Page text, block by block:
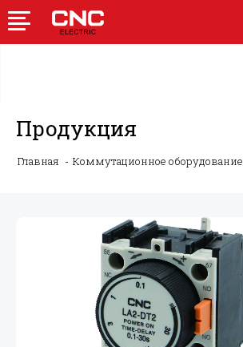
Продукция
Главная Коммутационное оборудование